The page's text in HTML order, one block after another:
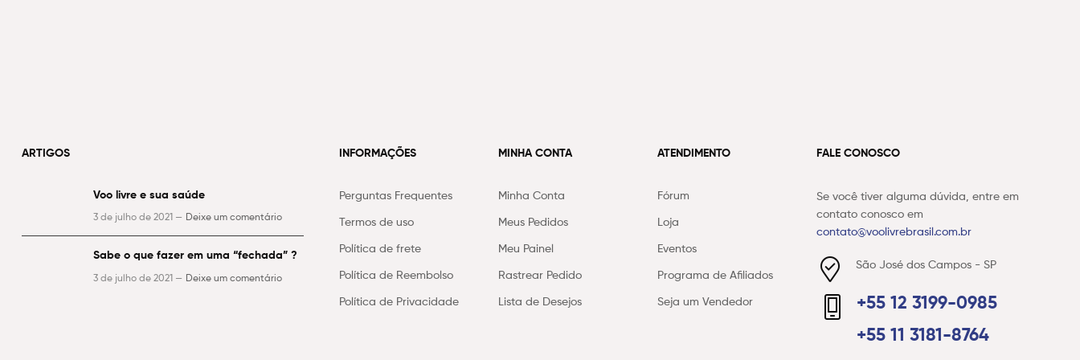
ARTIGOS
Voo livre e sua saúde
3 de julho de 2021 — Deixe um comentário
Sabe o que fazer em uma “fechada” ?
3 de julho de 2021 — Deixe um comentário
INFORMAÇÕES
Perguntas Frequentes
Termos de uso
Política de frete
Política de Reembolso
Política de Privacidade
MINHA CONTA
Minha Conta
Meus Pedidos
Meu Painel
Rastrear Pedido
Lista de Desejos
ATENDIMENTO
Fórum
Loja
Eventos
Programa de Afiliados
Seja um Vendedor
FALE CONOSCO
Se você tiver alguma dúvida, entre em
contato conosco em
contato@voolivrebrasil.com.br
São José dos Campos - SP
+55 12 3199-0985
+55 11 3181-8764